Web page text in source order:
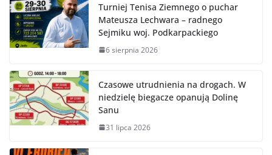
Turniej Tenisa Ziemnego o puchar
Mateusza Lechwara – radnego
Sejmiku woj. Podkarpackiego
6 sierpnia 2026
Czasowe utrudnienia na drogach. W
niedzielę biegacze opanują Dolinę
Sanu
31 lipca 2026